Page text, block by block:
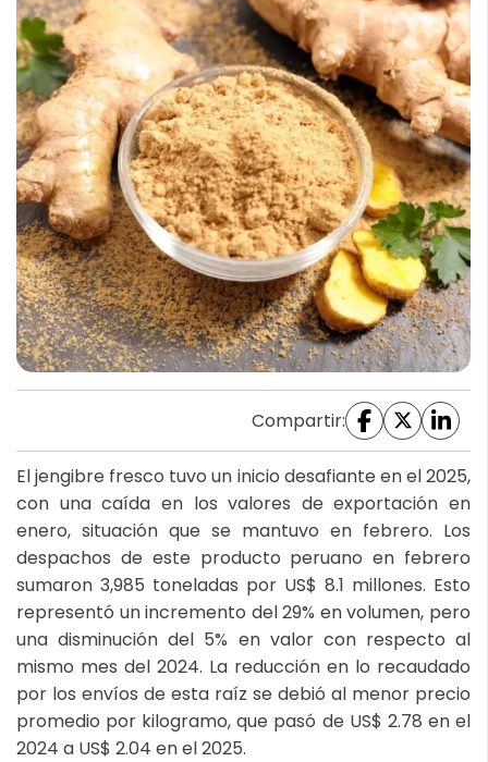
Compartir:
El jengibre fresco tuvo un inicio desafiante en el 2025,
con una caída en los valores de exportación en
enero, situación que se mantuvo en febrero. Los
despachos de este producto peruano en febrero
sumaron 3,985 toneladas por US$ 8.1 millones. Esto
representó un incremento del 29% en volumen, pero
una disminución del 5% en valor con respecto al
mismo mes del 2024. La reducción en lo recaudado
por los envíos de esta raíz se debió al menor precio
promedio por kilogramo, que pasó de US$ 2.78 en el
2024 a US$ 2.04 en el 2025.